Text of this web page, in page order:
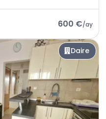
600 €/ay
Daire